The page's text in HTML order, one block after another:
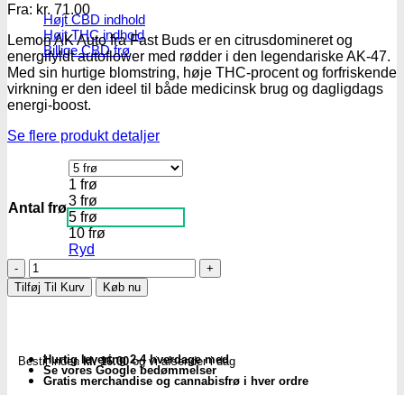
Højt CBD indhold
Højt THC indhold
Billige CBD frø
Fra: kr. 71.00
Lemon AK Auto fra Fast Buds er en citrusdomineret og
energifyldt autoflower med rødder i den legendariske AK-47.
Med sin hurtige blomstring, høje THC-procent og forfriskende
virkning er den ideel til både medicinsk brug og dagligdags
energi-boost.
Se flere produkt detaljer
Antal frø
1 frø
3 frø
5 frø
10 frø
Ryd
Lemon
AK
Auto
-
FastBuds
Tilføj Til Kurv Køb nu
Bestil indenkl. 16.00og vi afsender i dag
Hurtig levering 2-4 hverdage med
Se vores Google bedømmelser
Gratis merchandise og cannabisfrø i hver ordre